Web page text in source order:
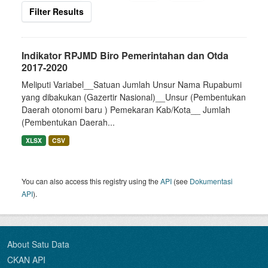
Filter Results
Indikator RPJMD Biro Pemerintahan dan Otda
2017-2020
Meliputi Variabel__Satuan Jumlah Unsur Nama Rupabumi
yang dibakukan (Gazertir Nasional)__Unsur (Pembentukan
Daerah otonomi baru ) Pemekaran Kab/Kota__ Jumlah
(Pembentukan Daerah...
XLSX CSV
You can also access this registry using theAPI (see Dokumentasi
API).
About Satu Data
CKAN API